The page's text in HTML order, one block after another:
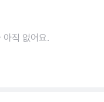
아직 없어요.